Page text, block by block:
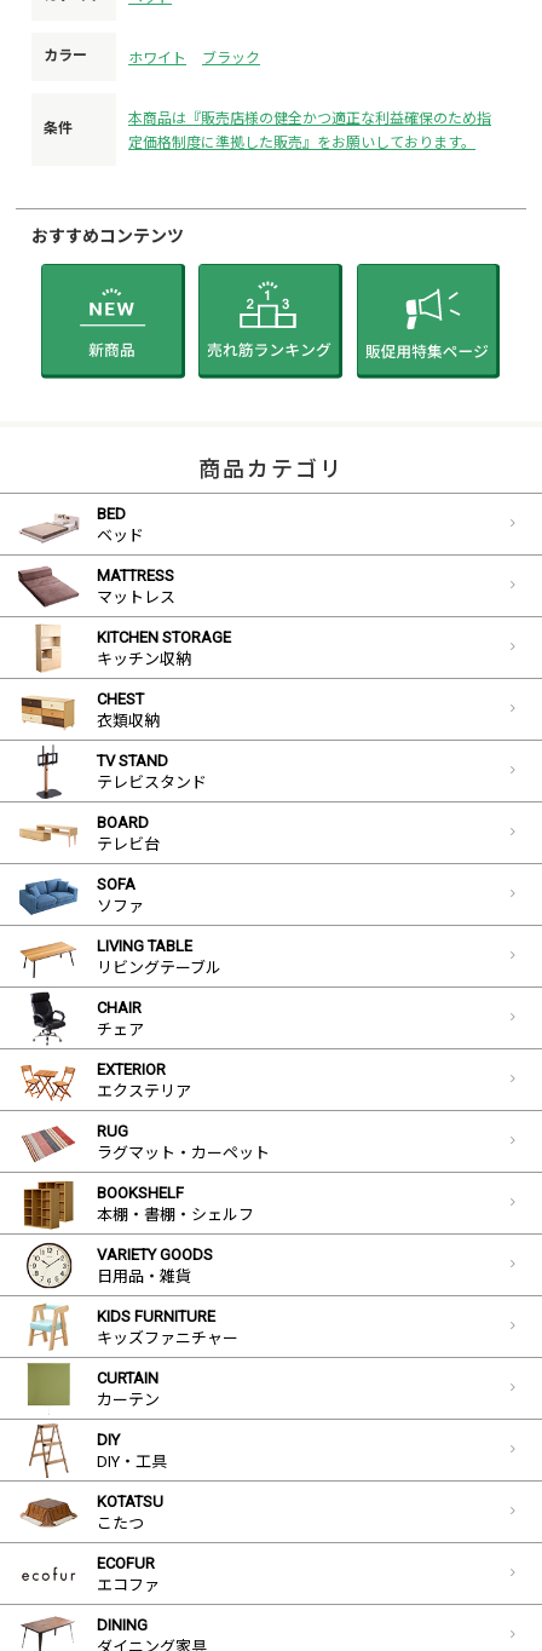
カラー ホワイト ブラック
条件
本商品は『販売店様の健全かつ適正な利益確保のため指
定価格制度に準拠した販売』をお願いしております。
おすすめコンテンツ
商品カテゴリ
BED
ベッド
MATTRESS
マットレス
KITCHEN STORAGE
キッチン収納
CHEST
衣類収納
TV STAND
テレビスタンド
BOARD
テレビ台
SOFA
ソファ
LIVING TABLE
リビングテーブル
CHAIR
チェア
EXTERIOR
エクステリア
RUG
ラグマット・カーペット
BOOKSHELF
本棚・書棚・シェルフ
VARIETY GOODS
日用品・雑貨
KIDS FURNITURE
キッズファニチャー
CURTAIN
カーテン
DIY
DIY・工具
KOTATSU
こたつ
ECOFUR
エコファ
DINING
ダイニング家具